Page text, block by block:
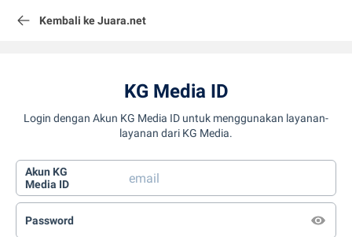
Kembali ke Juara.net
KG Media ID
Login dengan Akun KG Media ID untuk menggunakan layanan-
layanan dari KG Media.
Akun KG
Media ID
Password